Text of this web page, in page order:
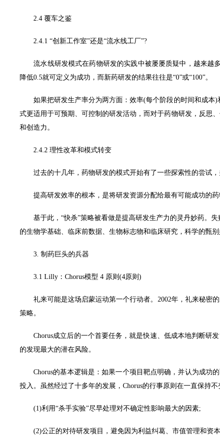
2.4 覆车之鉴
2.4.1 “创新工作室”还是“流水线工厂”?
流水线研发模式在药物研发的实践中被屡屡质疑中，越来越
降低0.5就可定义为成功，而新药研发的结果往往是“0”或“100”。
如果把研发生产率分为两方面：效率(每个阶段的时间和成本)
式更适用于可预期、可控制的研发活动，而对于药物研发，反思
和创造力。
2.4.2 理性改革和模式转变
过去的十几年，药物研发的模式开始有了一些探索性的尝试，
提高研发效率的根本，是将研发资源分配给最有可能成功的药
基于此，“快杀”策略被看做是提高研发生产力的灵丹妙药。失
的生物学基础、临床前数据、生物标志物和临床研究，科学的甄
3. 制药巨头的兵器
3.1 Lilly：Chorus模型 4 原则(4原则)
礼来可能是这场启蒙运动第一个行动者。2002年，礼来秘密的
策略。
Chorus成立后的一个首要任务，就是快速、低成本地判断研发
的发现最大的潜在风险。
Chorus的基本逻辑是：如果一个项目靶点明确，并认为成功的
投入。虽然经过了十多年的发展，Chorus的行事原则在一直保持不
(1)利用“杀手实验”尽早处理对不确定性影响最大的因素;
(2)公正的对待研发项目，避免因为利益纠葛、市值管理和资